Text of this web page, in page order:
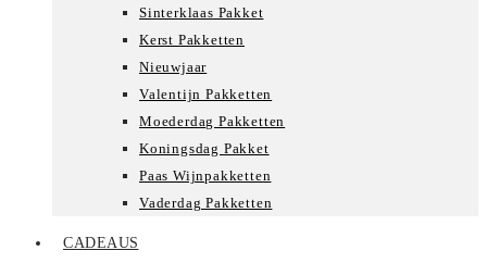
Sinterklaas Pakket
Kerst Pakketten
Nieuwjaar
Valentijn Pakketten
Moederdag Pakketten
Koningsdag Pakket
Paas Wijnpakketten
Vaderdag Pakketten
CADEAUS